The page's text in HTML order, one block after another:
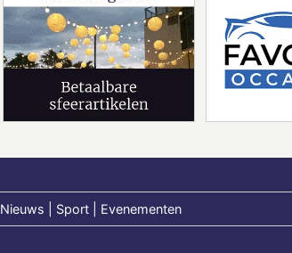
Nieuws | Sport | Evenementen